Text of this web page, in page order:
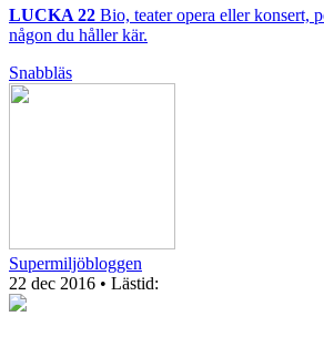
LUCKA 22 Bio, teater opera eller konsert,
någon du håller kär.
Snabbläs
Supermiljöbloggen
22 dec 2016 • Lästid: